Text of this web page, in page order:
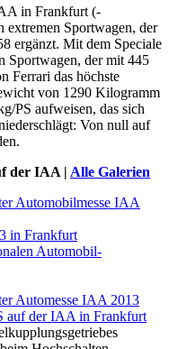
in Frankfurt (-
extremen Sportwagen, der
ergänzt. Mit dem Speciale
Sportwagen, der mit 445
Ferrari das höchste
von 1290 Kilogramm
PS aufweisen, das sich
Von null auf
der IAA | Alle Galerien